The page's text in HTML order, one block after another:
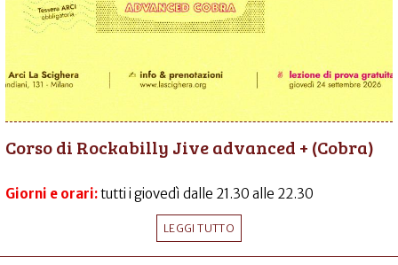
Corso di Rockabilly Jive advanced + (Cobra)
Giorni e orari:tutti i giovedì dalle 21.30 alle 22.30
LEGGI TUTTO